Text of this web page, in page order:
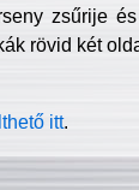
zsűrije
rövid két
itt.